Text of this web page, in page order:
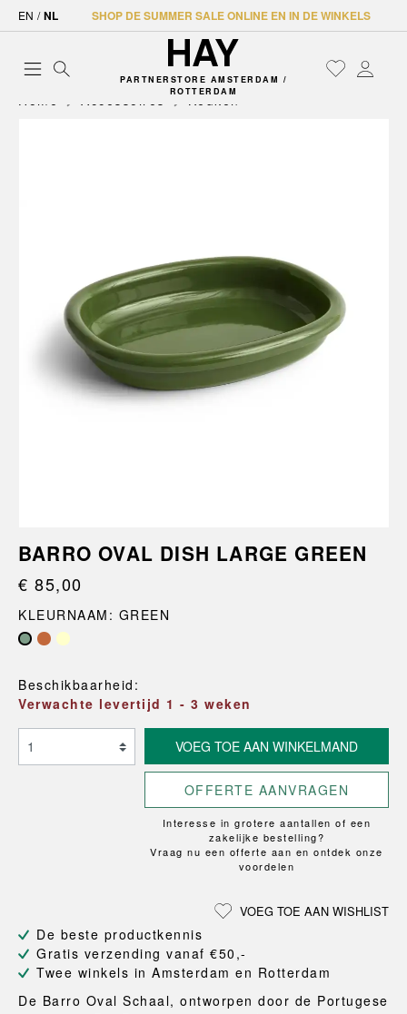
EN / NL SHOP DE SUMMER SALE ONLINE EN IN DE WINKELS
PARTNERSTORE AMSTERDAM /
ROTTERDAM
Home Accessoires Keuken
BARRO OVAL DISH LARGE GREEN
€ 85,00
KLEURNAAM: GREEN
Beschikbaarheid:
Verwachte levertijd 1 - 3 weken
VOEG TOE AAN WINKELMAND
OFFERTE AANVRAGEN
Interesse in grotere aantallen of een
zakelijke bestelling?
Vraag nu een offerte aan en ontdek onze
voordelen
VOEG TOE AAN WISHLIST
De beste productkennis
Gratis verzending vanaf €50,-
Twee winkels in Amsterdam en Rotterdam
De Barro Oval Schaal, ontworpen door de Portugese